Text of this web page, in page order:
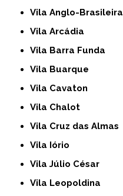
Vila Anglo-Brasileira
Vila Arcádia
Vila Barra Funda
Vila Buarque
Vila Cavaton
Vila Chalot
Vila Cruz das Almas
Vila Iório
Vila Júlio César
Vila Leopoldina